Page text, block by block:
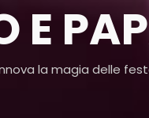
E
la magia delle